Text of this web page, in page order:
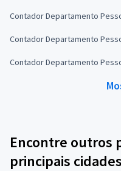
Contador Departamento
Contador Departamento
Contador Departamento
Encontre outros
principais cidades